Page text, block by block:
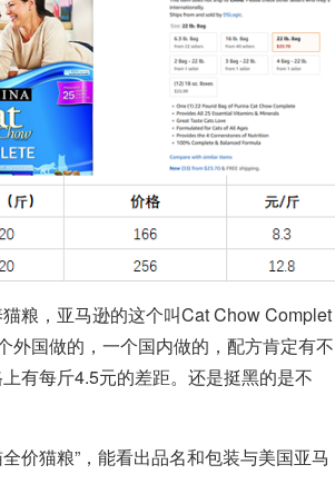
粮，亚马逊的这个叫Cat Chow Complet
外国做的，一个国内做的，配方肯定有不
有每斤4.5元的差距。还是挺黑的是不
价猫粮”，能看出品名和包装与美国亚马